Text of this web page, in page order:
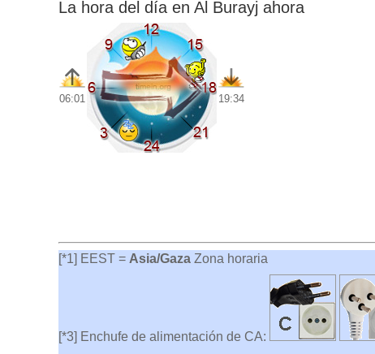
La hora del día en Al Burayj ahora
06:01 19:34
[*1] EEST = Asia/Gaza Zona horaria
[*3] Enchufe de alimentación de CA: